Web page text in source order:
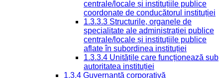
centrale/locale și instituțiile publice
coordonate de conducătorul instituției
1.3.3.3 Structurile, organele de
specialitate ale administrației publice
centrale/locale și instituțiile publice
aflate în subordinea instituției
1.3.3.4 Unitățile care funcționează sub
autoritatea instituției
1.3.4 Guvernanță corporativă